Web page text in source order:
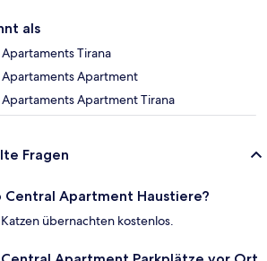
als
Tirana
Apartment
Apartment Tirana
Fragen
Central Apartment Haustiere?
übernachten kostenlos.